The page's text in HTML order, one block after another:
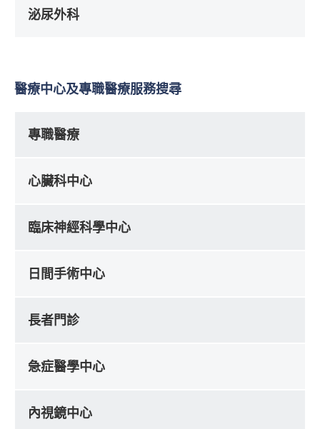
泌尿外科
醫療中心及專職醫療服務搜尋
專職醫療
心臟科中心
臨床神經科學中心
日間手術中心
長者門診
急症醫學中心
內視鏡中心